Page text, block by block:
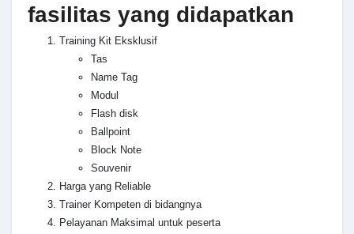
fasilitas yang didapatkan
Training Kit Eksklusif
Tas
Name Tag
Modul
Flash disk
Ballpoint
Block Note
Souvenir
Harga yang Reliable
Trainer Kompeten di bidangnya
Pelayanan Maksimal untuk peserta